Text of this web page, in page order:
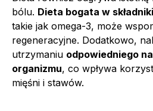
bólu. Dieta bogata w
takie jak omega-3, może
regeneracyjne. Dodatkowo,
utrzymaniu odpowiedniego
organizmu, co wpływa
mięśni i stawów.